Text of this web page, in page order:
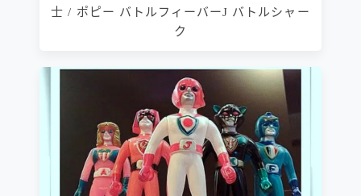
士 / ポピー バトルフィーバーJ バトルシャー
ク